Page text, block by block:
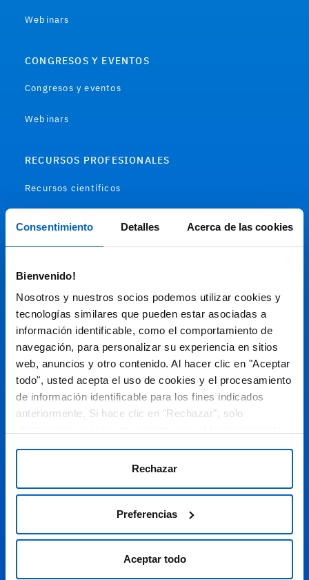
Consentimiento Detalles Acerca de las cookies
Bienvenido!
Nosotros y nuestros socios podemos utilizar cookies y
tecnologías similares que pueden estar asociadas a
información identificable, como el comportamiento de
navegación, para personalizar su experiencia en sitios
web, anuncios y otro contenido. Al hacer clic en "Aceptar
todo", usted acepta el uso de cookies y el procesamiento
de información identificable para los fines indicados
anteriormente. Si hace clic en "Rechazar", solo
del sitio web y no para optimizarlo ni personalizarlo. En
cualquier momento, puede ver, cambiar o retirar su
Cookies" en el pie de página de cada página.
Aceptar todo
Preferencias
Rechazar
Webinars
CONGRESOS Y EVENTOS
Congresos y eventos
Webinars
RECURSOS PROFESIONALES
Recursos científicos
Audiovisual
Espacio de Información Médica
© 2026 Amgen S.A. Todos los derechos reservados.
POLÍTICA DE PRIVACIDAD
Este sitio web está orientado a profesionales sanitarios de
España.
SC-ES-CP-00099, SC-ES-CP-00101, SC-ES-AMG145-00103, SC-
ES-CP-00064, SC-ES-CP-00007, SC-ES-CP-00100, SC-ES-
AMG145-00544
Fecha de actualización AGOSTO 2026